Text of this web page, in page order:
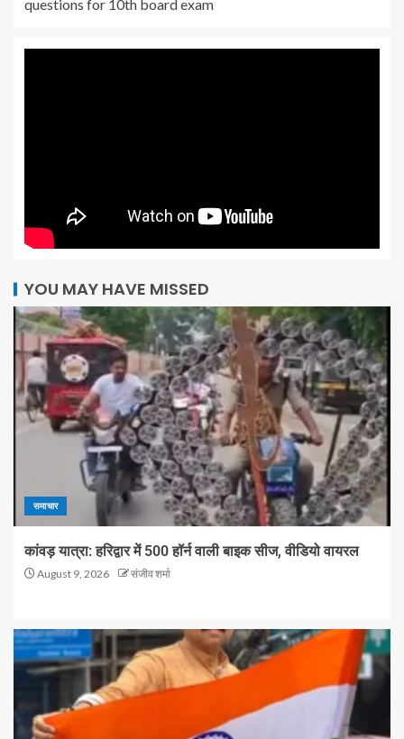
questions for 10th board exam
YOU MAY HAVE MISSED
समाचार
कांवड़ यात्रा: हरिद्वार में 500 हॉर्न वाली बाइक सीज, वीडियो वायरल
August 9, 2026 संजीव शर्मा